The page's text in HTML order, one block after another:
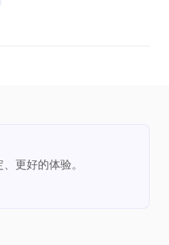
更好的体验。